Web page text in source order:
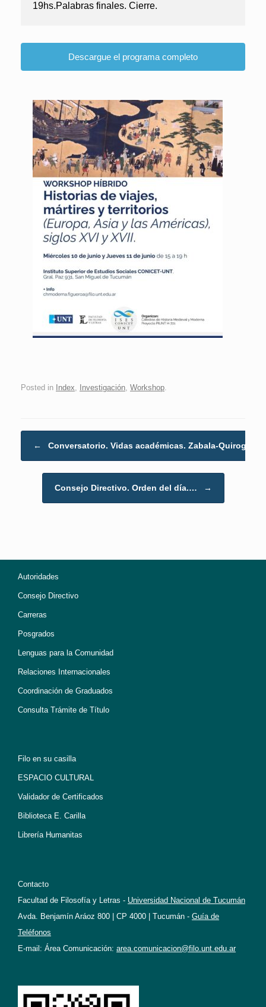
19hs.Palabras finales. Cierre.
Descargue el programa completo
Posted in Index Investigación Workshop
← Conversatorio. Vidas académicas. Zabala-Quiroga
Consejo Directivo. Orden del día.… →
Autoridades
Consejo Directivo
Carreras
Posgrados
Lenguas para la Comunidad
Relaciones Internacionales
Coordinación de Graduados
Consulta Trámite de Título
Filo en su casilla
ESPACIO CULTURAL
Validador de Certificados
Biblioteca E. Carilla
Librería Humanitas
Contacto
Facultad de Filosofía y Letras - Universidad Nacional de Tucumán
Avda. Benjamín Aráoz 800 | CP 4000 | Tucumán - Guía de
Teléfonos
E-mail: Área Comunicación: area.comunicacion@filo.unt.edu.ar